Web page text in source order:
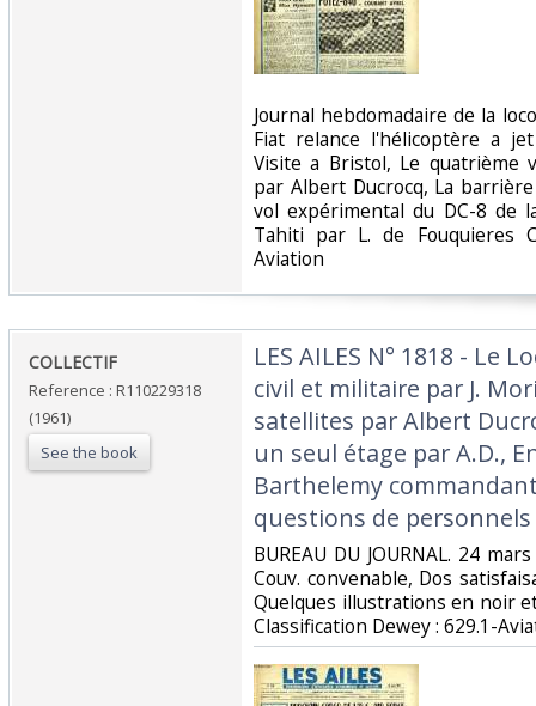
‎Journal hebdomadaire de la
Fiat relance l'hélicoptère a
Visite a Bristol, Le quatrième
par Albert Ducrocq, La
vol expérimental du DC-8 de
Tahiti par L. de Fouquieres
Aviation‎
‎COLLECTIF‎
Reference : R110229318
(1961)
See the book
‎LES AILES N° 1818 - Le
civil et militaire par J.
satellites par Albert
un seul étage par A.D.,
Barthelemy
questions de personnels‎
‎BUREAU DU JOURNAL. 24
Couv. convenable, Dos
Quelques illustrations en noir
Classification Dewey : 629.1-